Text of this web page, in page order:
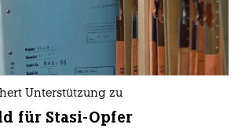
Unterstützung zu
für Stasi-Opfer